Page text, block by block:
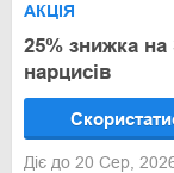
АКЦІЯ
25% знижка на
нарцисів
Діє до 20 Сер,